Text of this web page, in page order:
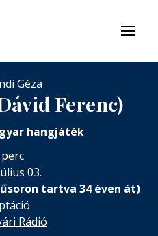
Menü
Géza
Ferenc)
hangjáték
03.
tartva 34 éven át)
Rádió